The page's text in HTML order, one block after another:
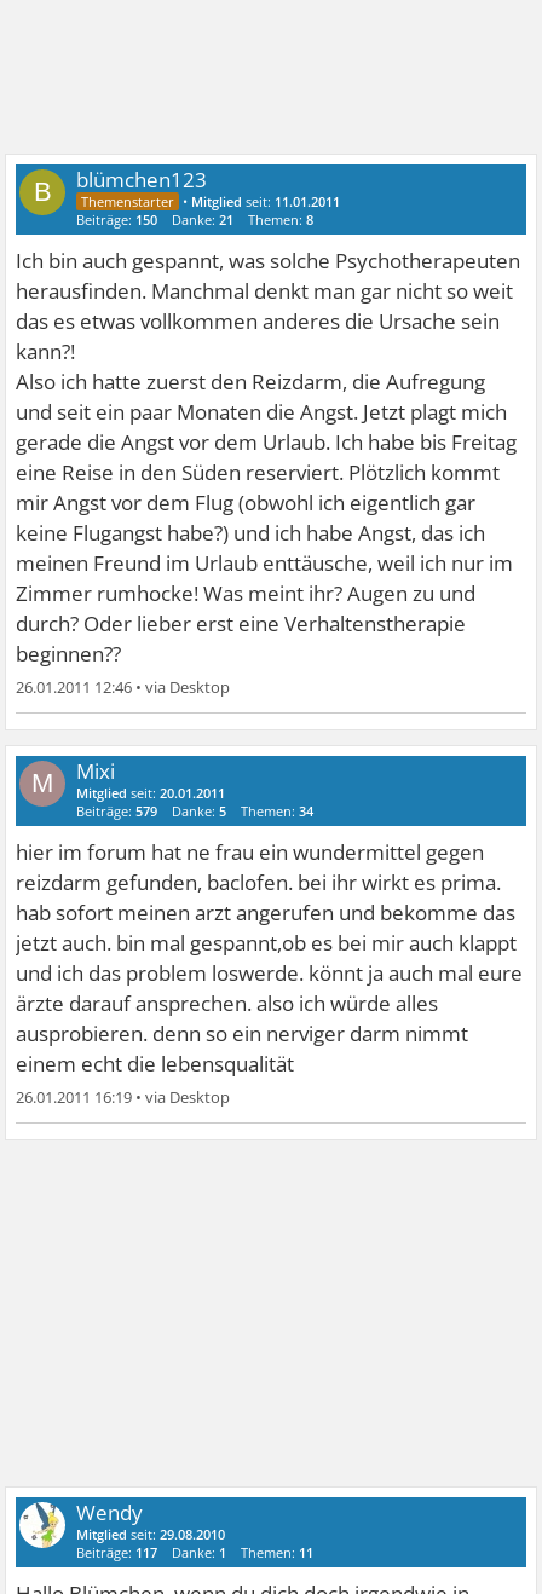
B blümchen123
• Mitglied seit: 11.01.2011
Beiträge: 150 Danke:21 Themen:8
Ich bin auch gespannt, was solche Psychotherapeuten
herausfinden. Manchmal denkt man gar nicht so weit
das es etwas vollkommen anderes die Ursache sein
kann?!
Also ich hatte zuerst den Reizdarm, die Aufregung
und seit ein paar Monaten die Angst. Jetzt plagt mich
gerade die Angst vor dem Urlaub. Ich habe bis Freitag
eine Reise in den Süden reserviert. Plötzlich kommt
mir Angst vor dem Flug (obwohl ich eigentlich gar
keine Flugangst habe?) und ich habe Angst, das ich
meinen Freund im Urlaub enttäusche, weil ich nur im
Zimmer rumhocke! Was meint ihr? Augen zu und
durch? Oder lieber erst eine Verhaltenstherapie
beginnen??
26.01.2011 12:46 •
M Mixi
Mitglied seit:20.01.2011
Beiträge:579 Danke:5 Themen:34
hier im forum hat ne frau ein wundermittel gegen
reizdarm gefunden, baclofen. bei ihr wirkt es prima.
hab sofort meinen arzt angerufen und bekomme das
jetzt auch. bin mal gespannt,ob es bei mir auch klappt
und ich das problem loswerde. könnt ja auch mal eure
ärzte darauf ansprechen. also ich würde alles
ausprobieren. denn so ein nerviger darm nimmt
einem echt die lebensqualität
26.01.2011 16:19 •
Wendy
Mitglied seit:29.08.2010
Beiträge: 117 Danke: 1 Themen: 11